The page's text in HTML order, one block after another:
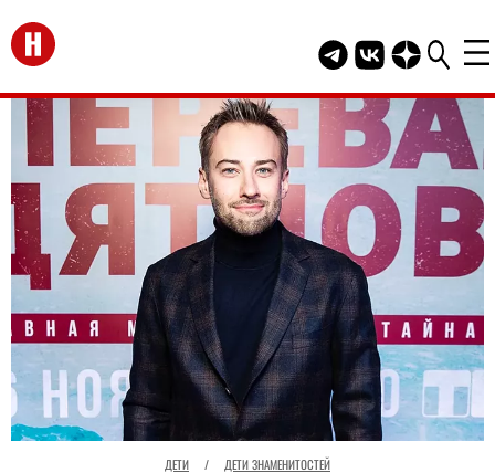
Перейти на главную
Telegram канал
Группа HELLO
Канал
ДЕТИ / ДЕТИ ЗНАМЕНИТОСТЕЙ